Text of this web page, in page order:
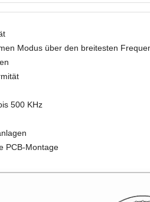
Modus über den breitesten
500 KHz
PCB-Montage